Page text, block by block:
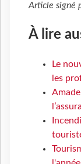
Article signé
À lire
Le
les